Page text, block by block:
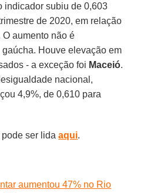
indicador subiu de 0,603
de 2020, em relação
aumento não é
Houve elevação em
- a exceção foi Maceió.
nacional,
4,9%, de 0,610 para
pode ser lidaaqui.
aumentou 47% no Rio